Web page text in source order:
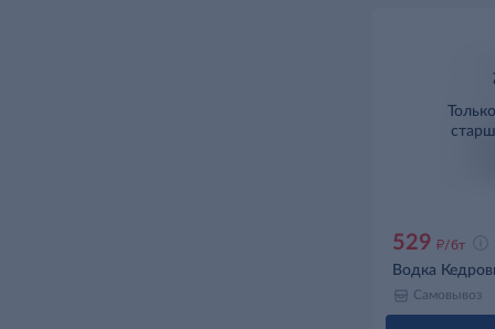
529 д/бт
Водка
Самовывоз